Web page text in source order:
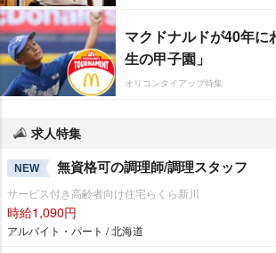
マクドナルドが40年に
生の甲子園」
オリコンタイアップ特集
求人特集
NEW 無資格可の調理師/調理スタッフ
サービス付き高齢者向け住宅らくら新川
時給1,090円
アルバイト・パート / 北海道